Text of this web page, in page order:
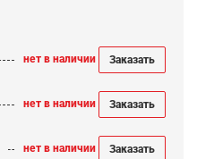
нет в наличии Заказать
нет в наличии Заказать
нет в наличии Заказать